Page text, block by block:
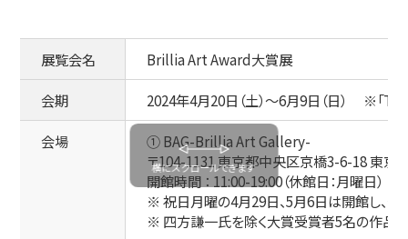
展覧会名 Brillia Art Award大賞展
会期 2024年4月20日（土）～6月9日（日） ※「
会場
① BAG-Brillia Art Gallery-
〒104-1131 東京都中央区京橋3-6-18 東京
開館時間 ： 11:00-19:00（休館日：月曜日）
※ 祝日月曜の4月29日、5月6日は開館し、翌
※ 四方謙一氏を除く大賞受賞者5名の作品を